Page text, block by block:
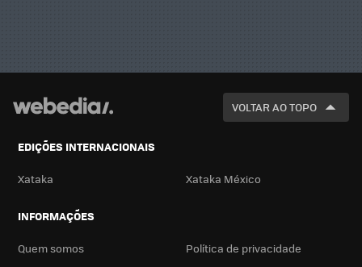
VOLTAR AO TOPO
EDIÇÕES INTERNACIONAIS
Xataka Xataka México
INFORMAÇÕES
Quem somos Política de privacidade